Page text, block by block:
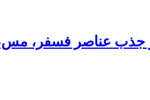
جذب عناصر فسفر،